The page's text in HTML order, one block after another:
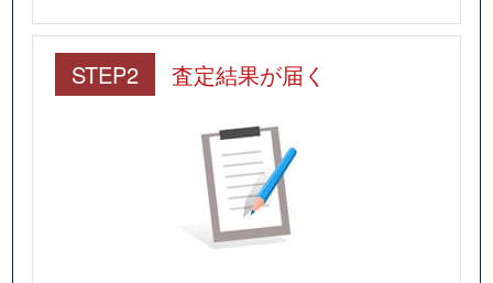
STEP2 査定結果が届く